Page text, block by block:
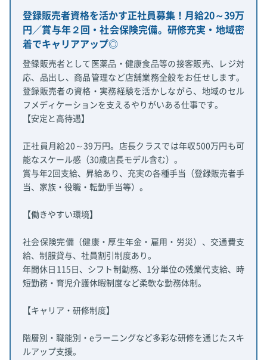
登録販売者資格を活かす正社員募集！月給20～39万
円／賞与年２回・社会保険完備。研修充実・地域密
着でキャリアアップ◎
登録販売者として医薬品・健康食品等の接客販売、レジ対
応、品出し、商品管理など店舗業務全般をお任せします。
登録販売者の資格・実務経験を活かしながら、地域のセル
フメディケーションを支えるやりがいある仕事です。
【安定と高待遇】
正社員月給20～39万円。店長クラスでは年収500万円も可
能なスケール感（30歳店長モデル含む）。
賞与年2回支給、昇給あり、充実の各種手当（登録販売者手
当、家族・役職・転勤手当等）。
【働きやすい環境】
社会保険完備（健康・厚生年金・雇用・労災）、交通費支
給、制服貸与、社員割引制度あり。
年間休日115日、シフト制勤務、1分単位の残業代支給、時
短勤務・育児介護休暇制度など柔軟な勤務体制。
【キャリア・研修制度】
階層別・職能別・eラーニングなど多彩な研修を通じたスキ
ルアップ支援。